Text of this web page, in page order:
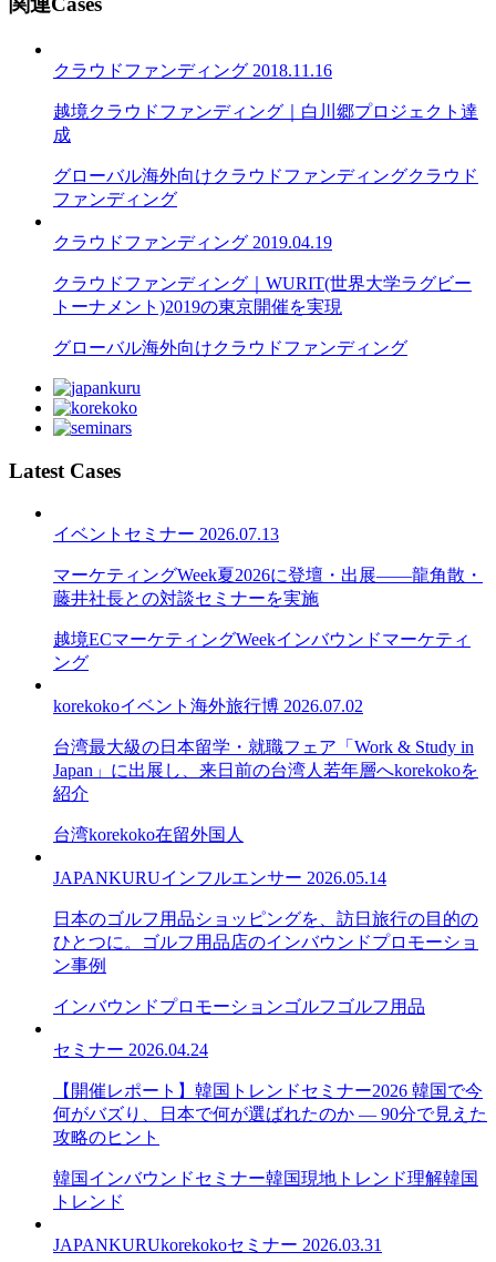
クラウドファンディング 2018.11.16
越境クラウドファンディング｜白川郷プロジェクト達
成
グローバル海外向けクラウドファンディングクラウド
ファンディング
クラウドファンディング 2019.04.19
クラウドファンディング｜WURIT(世界大学ラグビー
トーナメント)2019の東京開催を実現
グローバル海外向けクラウドファンディング
Latest Cases
イベント セミナー 2026.07.13
マーケティングWeek夏2026に登壇・出展——龍角散・
藤井社長との対談セミナーを実施
越境ECマーケティングWeekインバウンドマーケティ
ング
korekokoイベント 海外旅行博 2026.07.02
台湾最大級の日本留学・就職フェア「Work & Study in
Japan」に出展し、来日前の台湾人若年層へkorekokoを
紹介
台湾korekoko在留外国人
JAPANKURUインフルエンサー 2026.05.14
日本のゴルフ用品ショッピングを、訪日旅行の目的の
ひとつに。ゴルフ用品店のインバウンドプロモーショ
ン事例
インバウンドプロモーションゴルフ ゴルフ用品
セミナー 2026.04.24
【開催レポート】韓国トレンドセミナー2026 韓国で今
何がバズり、日本で何が選ばれたのか — 90分で見えた
攻略のヒント
韓国インバウンドセミナー韓国現地トレンド理解韓国
トレンド
JAPANKURUkorekokoセミナー 2026.03.31